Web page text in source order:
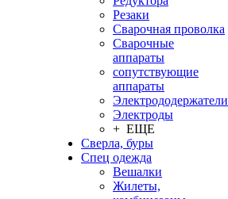
Резаки
Сварочная проволка
Сварочные
аппараты
сопутствующие
аппараты
Электрододержатели
Электроды
+ ЕЩЕ
Сверла, буры
Спец одежда
Вешалки
Жилеты,